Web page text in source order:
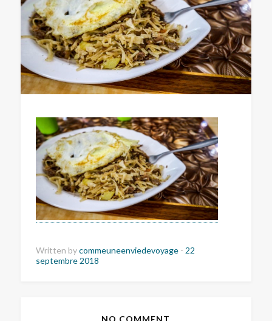
Written bycommeuneenviedevoyage - 22
septembre 2018